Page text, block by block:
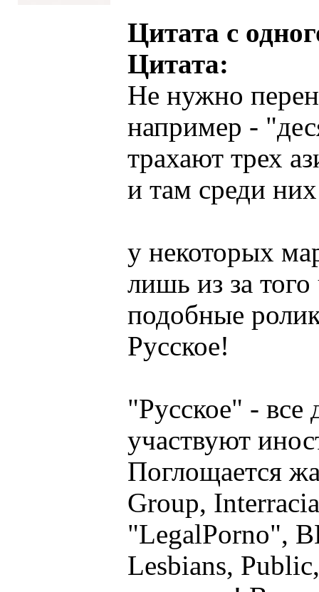
Цитата с
Цитата:
Не нужно
например -
трахают трех
и там среди
у некоторых
лишь из за
подобные
Русское!
"Русское" -
участвуют
Поглощается
Group,
"LegalPorno",
Lesbians,